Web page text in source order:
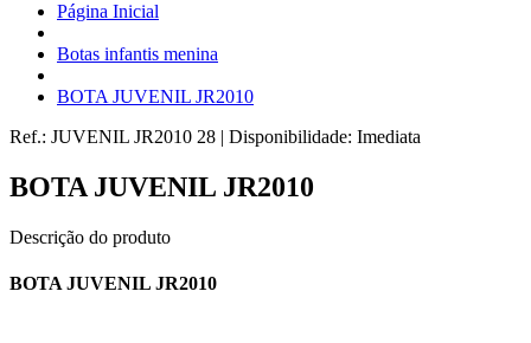
Página Inicial
Botas infantis menina
BOTA JUVENIL JR2010
Ref.: JUVENIL JR2010 28 | Disponibilidade: Imediata
BOTA JUVENIL JR2010
Descrição do produto
BOTA JUVENIL JR2010